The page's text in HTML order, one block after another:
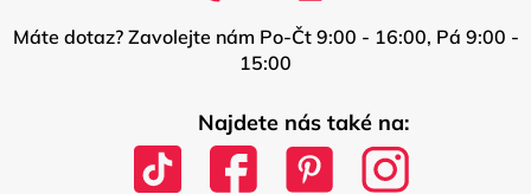
Máte dotaz? Zavolejte nám Po-Čt 9:00 - 16:00, Pá 9:00 -
15:00
Najdete nás také na: